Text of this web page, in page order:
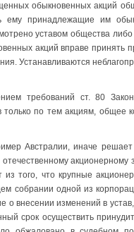
обыкновенных акций
ему принадлежащие им
уставом общества
акций вправе принять
Устанавливаются
требований ст. 80
по тем акциям, общее
Австралии, иначе
акционерному
из того, что крупные
собрании одной из
внесении изменений в
срок осуществить